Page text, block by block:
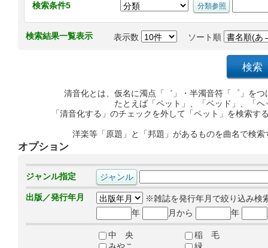
検索条件5
検索結果一覧表示 表示数 ソート順
清音化とは、仮名に濁点「゛」・半濁音符「゜」を
たとえば「ペット」、「ベッド」、「
「清音化する」のチェックを外して「ペット」を検索
洋楽等「原題」と「邦題」があるものを曲名で検
オプション
ジャンル指定
出版／発行年月
※雑誌を発行年月で絞り込み検
年
月から 年
中 央
稲 毛